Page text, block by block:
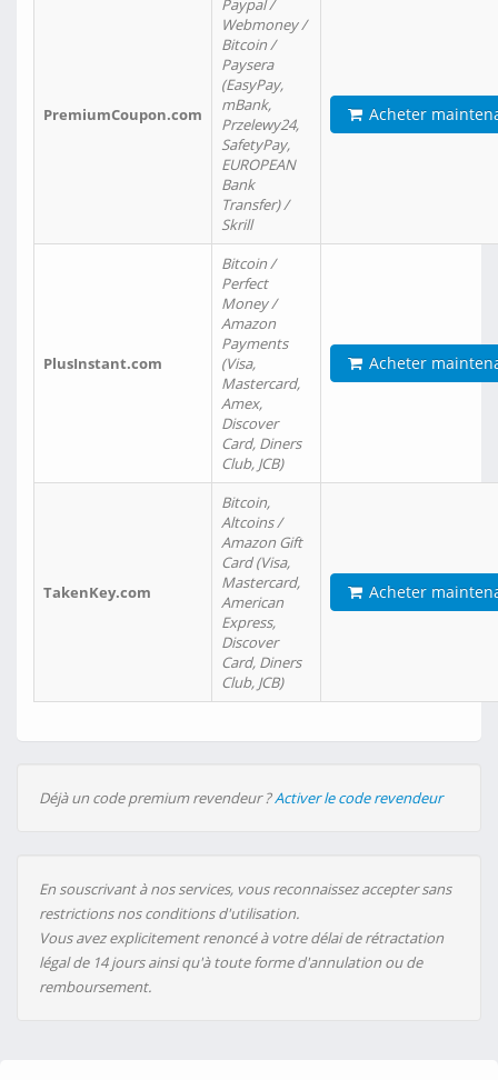
PremiumCoupon.com
Paypal /
Webmoney /
Bitcoin /
Paysera
(EasyPay,
mBank,
Przelewy24,
SafetyPay,
EUROPEAN
Bank
Transfer) /
Skrill
Acheter
PlusInstant.com
Bitcoin /
Perfect
Money /
Amazon
Payments
(Visa,
Mastercard,
Amex,
Discover
Card, Diners
Club, JCB)
Acheter
TakenKey.com
Bitcoin,
Altcoins /
Amazon Gift
Card (Visa,
Mastercard,
American
Express,
Discover
Card, Diners
Club, JCB)
Acheter
Déjà un code premium revendeur ?Activer le code revendeur
En souscrivant à nos services, vous reconnaissez accepter sans
restrictions nos conditions d'utilisation.
Vous avez explicitement renoncé à votre délai de rétractation
légal de 14 jours ainsi qu'à toute forme d'annulation ou de
remboursement.